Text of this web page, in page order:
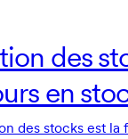
des
en
des stocks est